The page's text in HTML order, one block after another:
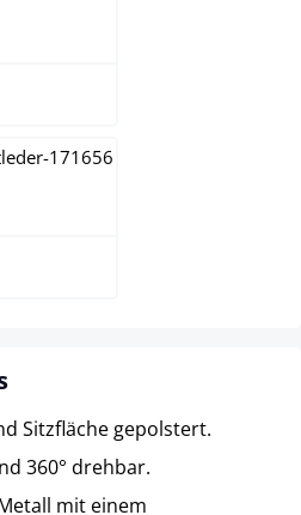
Sitzfläche gepolstert.
360° drehbar.
mit einem